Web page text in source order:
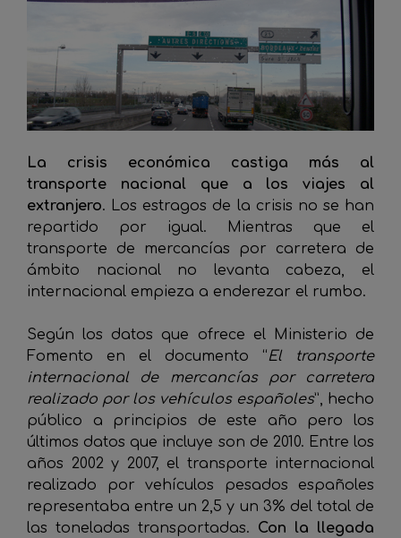
La crisis económica castiga más al
transporte nacional que a los viajes al
extranjero. Los estragos de la crisis no se han
repartido por igual. Mientras que el
transporte de mercancías por carretera de
ámbito nacional no levanta cabeza, el
internacional empieza a enderezar el rumbo.
Según los datos que ofrece el Ministerio de
Fomento en el documento “El transporte
internacional de mercancías por carretera
realizado por los vehículos españoles”, hecho
público a principios de este año pero los
últimos datos que incluye son de 2010. Entre los
años 2002 y 2007, el transporte internacional
realizado por vehículos pesados españoles
representaba entre un 2,5 y un 3% del total de
las toneladas transportadas. Con la llegada